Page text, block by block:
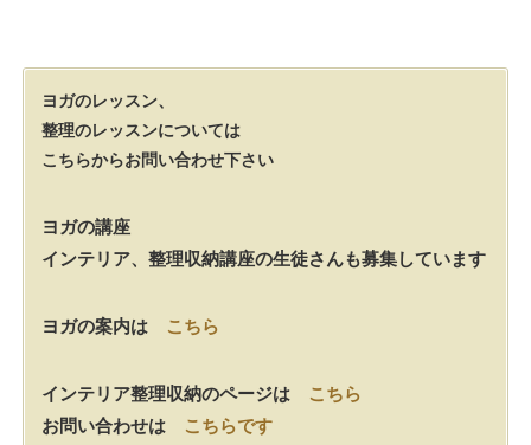
ヨガのレッスン、
整理のレッスンについては
こちらからお問い合わせ下さい
ヨガの講座
インテリア、整理収納講座の生徒さんも募集しています
ヨガの案内は こちら
インテリア整理収納のページは こちら
お問い合わせは こちらです